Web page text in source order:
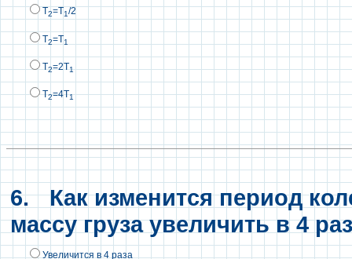
Т2=Т1/2
Т2=Т1
Т2=2Т1
Т2=4Т1
6. Как изменится период
массу груза увеличить в 4
Увеличится в 4 раза